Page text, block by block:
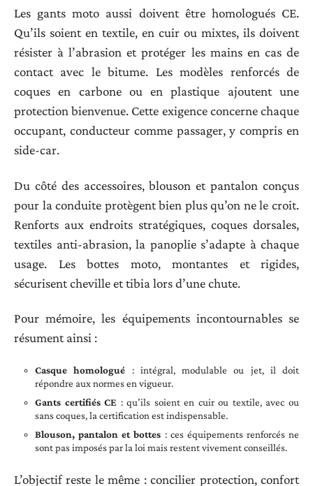
Les gants moto aussi doivent être homologués CE.
Qu’ils soient en textile, en cuir ou mixtes, ils doivent
résister à l’abrasion et protéger les mains en cas de
contact avec le bitume. Les modèles renforcés de
coques en carbone ou en plastique ajoutent une
protection bienvenue. Cette exigence concerne chaque
occupant, conducteur comme passager, y compris en
side-car.
Du côté des accessoires, blouson et pantalon conçus
pour la conduite protègent bien plus qu’on ne le croit.
Renforts aux endroits stratégiques, coques dorsales,
textiles anti-abrasion, la panoplie s’adapte à chaque
usage. Les bottes moto, montantes et rigides,
sécurisent cheville et tibia lors d’une chute.
Pour mémoire, les équipements incontournables se
résument ainsi :
Casque homologué : intégral, modulable ou jet, il doit
répondre aux normes en vigueur.
Gants certifiés CE : qu’ils soient en cuir ou textile, avec ou
sans coques, la certification est indispensable.
Blouson, pantalon et bottes : ces équipements renforcés ne
sont pas imposés par la loi mais restent vivement conseillés.
L’objectif reste le même : concilier protection, confort